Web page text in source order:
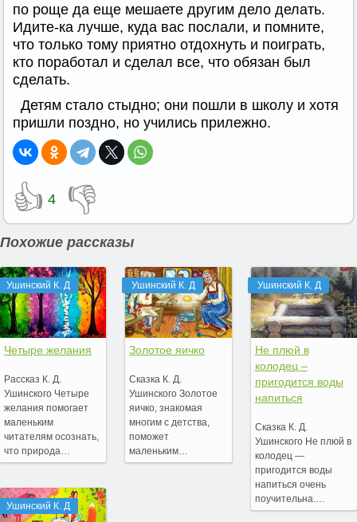
по роще да еще мешаете другим дело делать.
Идите-ка лучше, куда вас послали, и помните,
что только тому приятно отдохнуть и поиграть,
кто поработал и сделал все, что обязан был
сделать.
Детям стало стыдно; они пошли в школу и хотя
пришли поздно, но учились прилежно.
👍 4 👎
Похожие рассказы
Ушинский К. Д
Четыре желания
Рассказ К. Д.
Ушинского Четыре
желания помогает
маленьким
читателям осознать,
что природа…
Ушинский К. Д
Ушинский К. Д
Золотое яичко
Сказка К. Д.
Ушинского Золотое
яичко, знакомая
многим с детства,
поможет
маленьким…
Ушинский К. Д
Не плюй в
колодец –
пригодится воды
напиться
Сказка К. Д.
Ушинского Не плюй в
колодец —
пригодится воды
напиться очень
поучительна.…